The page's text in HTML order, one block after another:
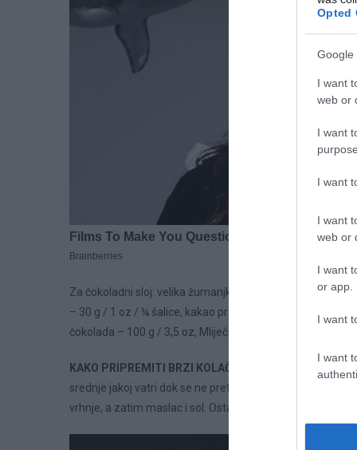
Opted
Google
I want
web or
I want
I want
I want
web or
I want
or app.
I want
I want
Za čokoladni sloj: velika žumanjka – 2, granulirani šećer
– 30 g / 1 oz / ¼ šalice, kakao prah – 40 g / 1,4 oz / ⅓
čokolada – 100 g / 3,5 oz, Mliječna čokolada – 100 g /
KAKO PRIPREMITI BRZI KOLAČ?
Pripremite karamel
srednje jakoj vatri dok se ne pretvori u otopljenu
vrhnje, a zatim maslac i sol. Ostavite smjesu da se ohladi